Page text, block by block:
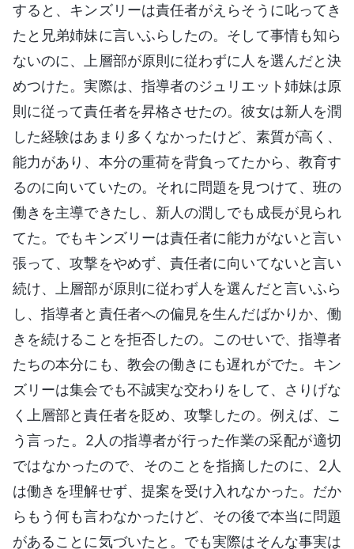
すると、キンズリーは責任者がえらそうに叱ってき
たと兄弟姉妹に言いふらしたの。そして事情も知ら
ないのに、上層部が原則に従わずに人を選んだと決
めつけた。実際は、指導者のジュリエット姉妹は原
則に従って責任者を昇格させたの。彼女は新人を潤
した経験はあまり多くなかったけど、素質が高く、
能力があり、本分の重荷を背負ってたから、教育す
るのに向いていたの。それに問題を見つけて、班の
働きを主導できたし、新人の潤しでも成長が見られ
てた。でもキンズリーは責任者に能力がないと言い
張って、攻撃をやめず、責任者に向いてないと言い
続け、上層部が原則に従わず人を選んだと言いふら
し、指導者と責任者への偏見を生んだばかりか、働
きを続けることを拒否したの。このせいで、指導者
たちの本分にも、教会の働きにも遅れがでた。キン
ズリーは集会でも不誠実な交わりをして、さりげな
く上層部と責任者を貶め、攻撃したの。例えば、こ
う言った。2人の指導者が行った作業の采配が適切
ではなかったので、そのことを指摘したのに、2人
は働きを理解せず、提案を受け入れなかった。だか
らもう何も言わなかったけど、その後で本当に問題
があることに気づいたと。でも実際はそんな事実は